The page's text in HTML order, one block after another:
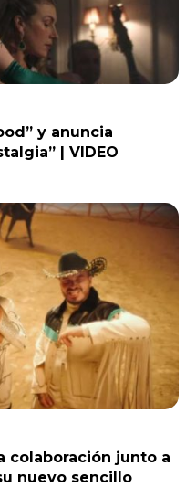
y anuncia
| VIDEO
colaboración junto a
nuevo sencillo